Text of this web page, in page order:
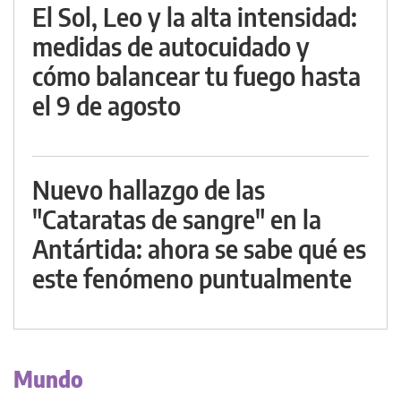
El Sol, Leo y la alta intensidad:
medidas de autocuidado y
cómo balancear tu fuego hasta
el 9 de agosto
Nuevo hallazgo de las
"Cataratas de sangre" en la
Antártida: ahora se sabe qué es
este fenómeno puntualmente
Mundo